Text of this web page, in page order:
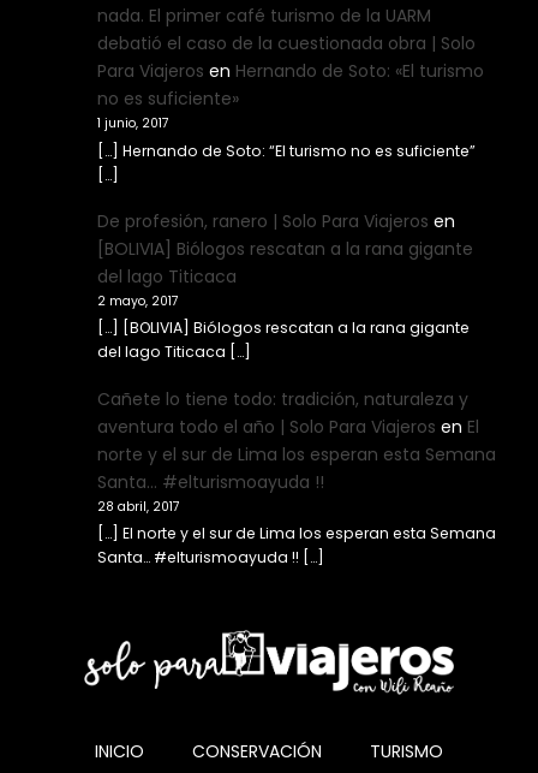
nada. El primer café turismo de la UARM
debatió el caso de la cuestionada obra | Solo
Para Viajeros en Hernando de Soto: «El turismo
no es suficiente»
1 junio, 2017
[…] Hernando de Soto: “El turismo no es suficiente”
[…]
De profesión, ranero | Solo Para Viajeros en
[BOLIVIA] Biólogos rescatan a la rana gigante
del lago Titicaca
2 mayo, 2017
[…] [BOLIVIA] Biólogos rescatan a la rana gigante
del lago Titicaca […]
Cañete lo tiene todo: tradición, naturaleza y
aventura todo el año | Solo Para Viajeros en El
norte y el sur de Lima los esperan esta Semana
Santa… #elturismoayuda !!
28 abril, 2017
[…] El norte y el sur de Lima los esperan esta Semana
Santa… #elturismoayuda !! […]
INICIO CONSERVACIÓN TURISMO